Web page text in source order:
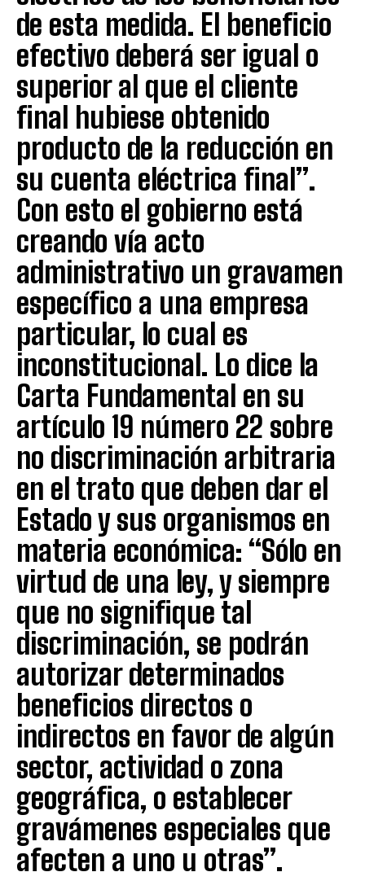
de esta medida. El beneficio
efectivo deberá ser igual o
superior al que el cliente
final hubiese obtenido
producto de la reducción en
su cuenta eléctrica final”.
Con esto el gobierno está
creando vía acto
administrativo un gravamen
específico a una empresa
particular, lo cual es
inconstitucional. Lo dice la
Carta Fundamental en su
artículo 19 número 22 sobre
no discriminación arbitraria
en el trato que deben dar el
Estado y sus organismos en
materia económica: “Sólo en
virtud de una ley, y siempre
que no signifique tal
discriminación, se podrán
autorizar determinados
beneficios directos o
indirectos en favor de algún
sector, actividad o zona
geográfica, o establecer
gravámenes especiales que
afecten a uno u otras”.